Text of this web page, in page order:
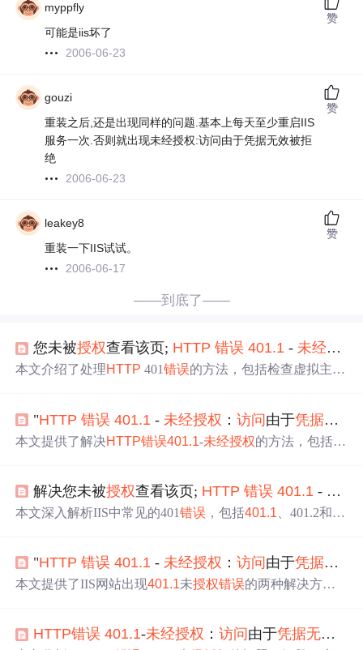
myppfly
可能是iis坏了
2006-06-23
赞
gouzi
重装之后,还是出现同样的问题.基本上每天至少重启IIS
服务一次.否则就出现未经授权:访问由于凭据无效被拒
绝
2006-06-23
赞
leakey8
重装一下IIS试试。
2006-06-17
赞
——到底了——
您未被授权查看该页; HTTP 错误 401.1 -未经授权
本文介绍了处理HTTP 401错误的方法，包括检查虚拟主机
"HTTP 错误 401.1 - 未经授权 ：访问由于凭据无效
本文提供了解决HTTP错误401.1-未经授权的方法，包括启
解决您未被授权查看该页; HTTP 错误 401.1 - 未经
本文深入解析IIS中常见的401错误 ，包括401.1 、401.2和40
限问题。
"HTTP 错误 401.1 - 未经授权 ：访问由于凭据无效
本文提供了IIS网站出现401.1未授权错误的两种解决方
错误的排查步骤。
HTTP错误 401.1-未经授权 ：访问 由于凭据无效